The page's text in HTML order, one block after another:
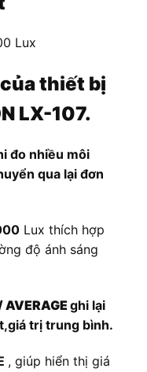
Lux
thiết bị
LX-107.
đo nhiều môi
qua lại đơn
Lux thích hợp
độ ánh sáng
ghi lại
trị trung bình.
, giúp hiển thị giá